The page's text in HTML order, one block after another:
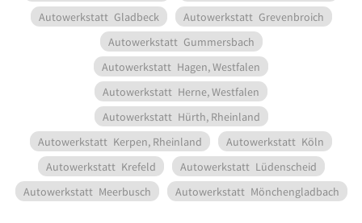
Autowerkstatt Gladbeck Autowerkstatt Grevenbroich
Autowerkstatt Gummersbach
Autowerkstatt Hagen, Westfalen
Autowerkstatt Herne, Westfalen
Autowerkstatt Hürth, Rheinland
Autowerkstatt Kerpen, Rheinland Autowerkstatt Köln
Autowerkstatt Krefeld Autowerkstatt Lüdenscheid
Autowerkstatt Meerbusch Autowerkstatt Mönchengladbach